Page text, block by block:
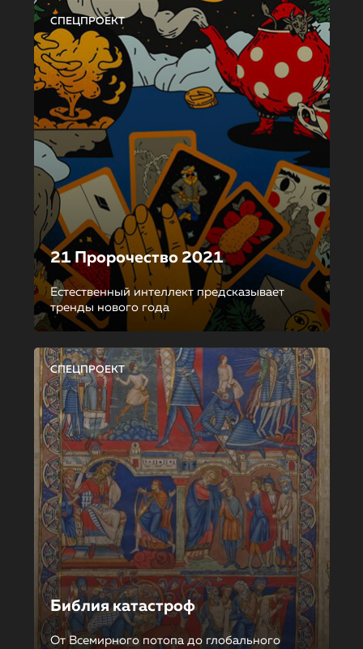
СПЕЦПРОЕКТ
21 Пророчество 2021
Естественный интеллект предсказывает
тренды нового года
СПЕЦПРОЕКТ
Библия катастроф
От Всемирного потопа до глобального